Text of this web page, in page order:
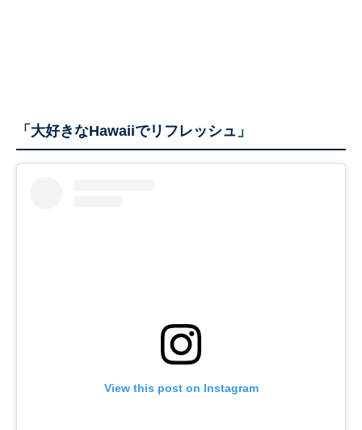
「大好きなHawaiiでリフレッシュ」
View this post on Instagram